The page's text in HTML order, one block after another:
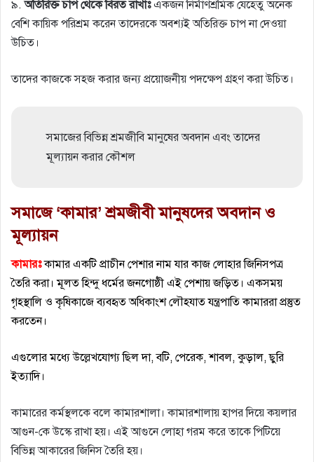
৯.অতিরিক্ত চাপ থেকে বিরত রাখাঃএকজন নির্মাণশ্রমিক যেহেতু অনেক
বেশি কায়িক পরিশ্রম করেন তাদেরকে অবশ্যই অতিরিক্ত চাপ না দেওয়া
উচিত।
তাদের কাজকে সহজ করার জন্য প্রয়োজনীয় পদক্ষেপ গ্রহণ করা উচিত।
সমাজের বিভিন্ন শ্রমজীবি মানুষের অবদান এবং তাদের
মূল্যায়ন করার কৌশল
সমাজে ‘কামার’ শ্রমজীবী মানুষদের অবদান ও
মূল্যায়ন
কামারঃকামার একটি প্রাচীন পেশার নাম যার কাজ লোহার জিনিসপত্র
তৈরি করা। মূলত হিন্দু ধর্মের জনগোষ্ঠী এই পেশায় জড়িত। একসময়
গৃহস্থালি ও কৃষিকাজে ব্যবহৃত অধিকাংশ লৌহযাত যন্ত্রপাতি কামাররা প্রস্তুত
করতেন।
এগুলোর মধ্যে উল্লেখযোগ্য ছিল দা, বটি, পেরেক, শাবল, কুড়াল, ছুরি
ইত্যাদি।
কামারের কর্মস্থলকে বলে কামারশালা। কামারশালায় হাপর দিয়ে কয়লার
আগুন-কে উস্কে রাখা হয়। এই আগুনে লোহা গরম করে তাকে পিটিয়ে
বিভিন্ন আকারের জিনিস তৈরি হয়।